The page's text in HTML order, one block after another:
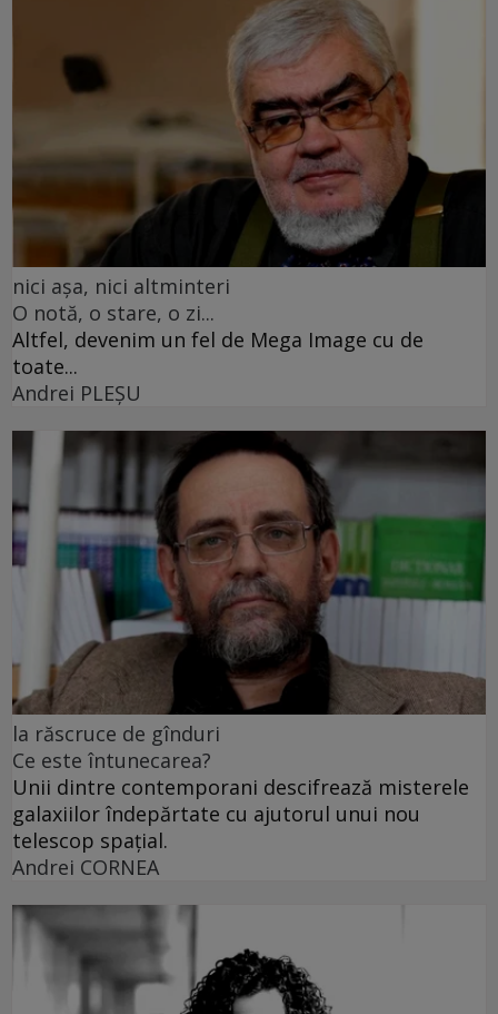
nici așa, nici altminteri
O notă, o stare, o zi...
Altfel, devenim un fel de Mega Image cu de
toate...
Andrei PLEŞU
la răscruce de gînduri
Ce este întunecarea?
Unii dintre contemporani descifrează misterele
galaxiilor îndepărtate cu ajutorul unui nou
telescop spațial.
Andrei CORNEA